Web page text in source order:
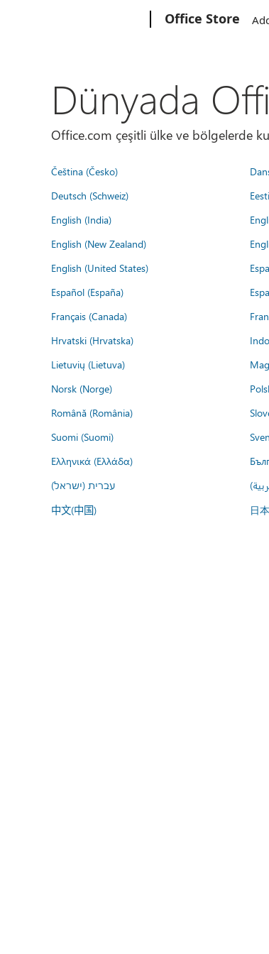
Office Store
Dünyada
Office.com çeşitli ülke ve bölgelerde
Čeština (Česko)
Deutsch (Schweiz)
English (India)
English (New Zealand)
English (United States)
Español (España)
Français (Canada)
Hrvatski (Hrvatska)
Lietuvių (Lietuva)
Norsk (Norge)
Română (România)
Suomi (Suomi)
Ελληνικά (Ελλάδα)
עברית (ישראל)
中文(中国) 日